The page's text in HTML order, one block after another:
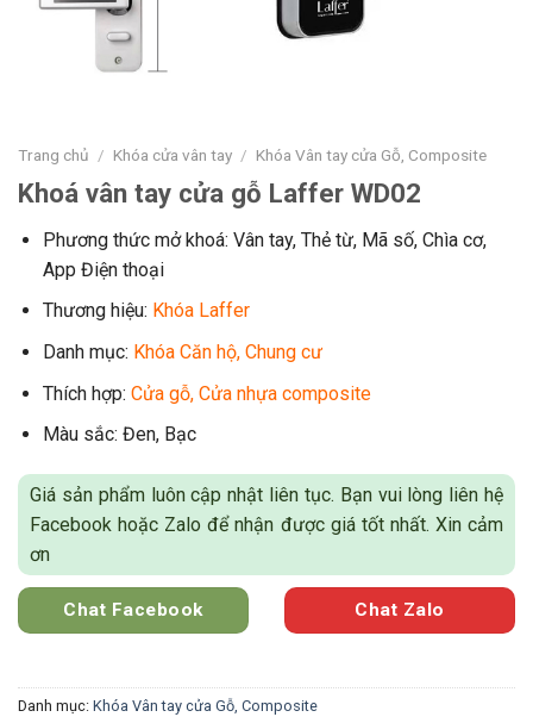
Trang chủ / Khóa cửa vân tay / Khóa Vân tay cửa Gỗ, Composite
Khoá vân tay cửa gỗ Laffer WD02
Phương thức mở khoá: Vân tay, Thẻ từ, Mã số, Chìa cơ,
App Điện thoại
Thương hiệu: Khóa Laffer
Danh mục: Khóa Căn hộ, Chung cư
Thích hợp: Cửa gỗ, Cửa nhựa composite
Màu sắc: Đen, Bạc
Giá sản phẩm luôn cập nhật liên tục. Bạn vui lòng liên hệ
Facebook hoặc Zalo để nhận được giá tốt nhất. Xin cảm
ơn
Chat Facebook Chat Zalo
Danh mục: Khóa Vân tay cửa Gỗ, Composite